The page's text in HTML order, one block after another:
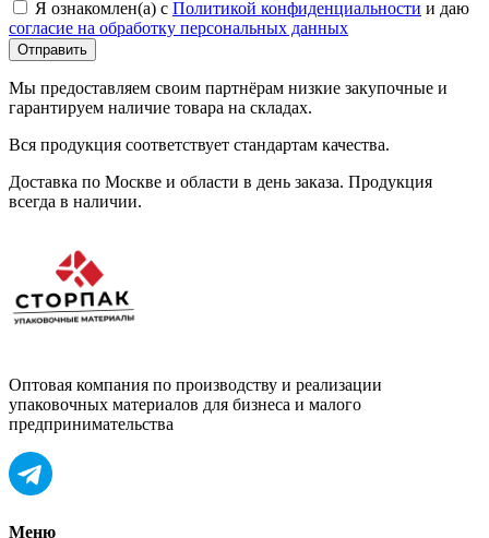
Я ознакомлен(а) с Политикой конфиденциальности и даю
согласие на обработку персональных данных
Отправить
Мы предоставляем своим партнёрам низкие закупочные и
гарантируем наличие товара на складах.
Вся продукция соответствует стандартам качества.
Доставка по Москве и области в день заказа. Продукция
всегда в наличии.
Оптовая компания по производству и реализации
упаковочных материалов для бизнеса и малого
предпринимательства
Меню